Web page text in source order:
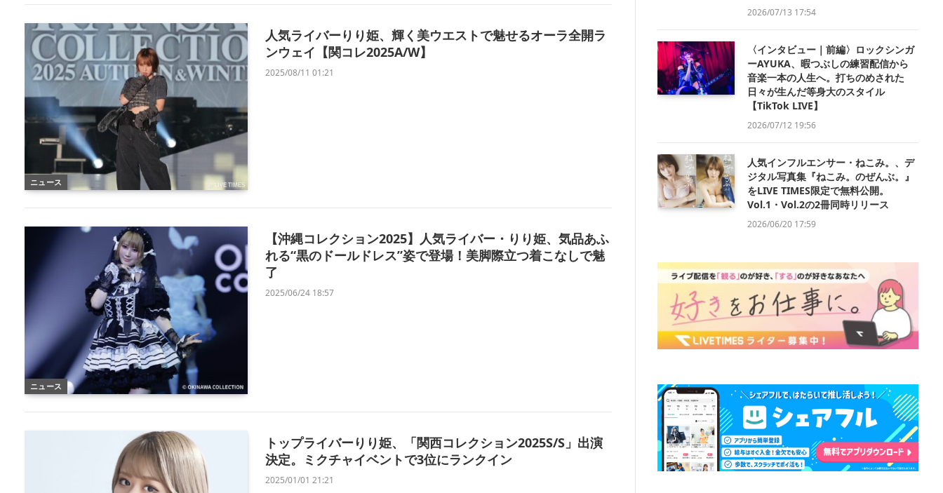
ニュース
人気ライバーりり姫、輝く美ウエストで魅せるオーラ全開ラ
ンウェイ【関コレ2025A/W】
2025/08/11 01:21
ニュース
【沖縄コレクション2025】人気ライバー・りり姫、気品あふ
れる“黒のドールドレス”姿で登場！美脚際立つ着こなしで魅
了
2025/06/24 18:57
トップライバーりり姫、「関西コレクション2025S/S」出演
決定。ミクチャイベントで3位にランクイン
2025/01/01 21:21
2026/07/13 17:54
〈インタビュー｜前編〉ロックシンガ
ーAYUKA、暇つぶしの練習配信から
音楽一本の人生へ。打ちのめされた
日々が生んだ等身大のスタイル
【TikTok LIVE】
2026/07/12 19:56
人気インフルエンサー・ねこみ。、デ
ジタル写真集『ねこみ。のぜんぶ。』
をLIVE TIMES限定で無料公開。
Vol.1・Vol.2の2冊同時リリース
2026/06/20 17:59